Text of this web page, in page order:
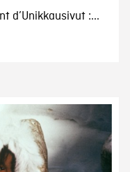
d’Unikkausivut :...